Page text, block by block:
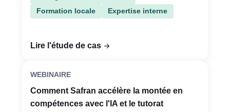
Formation locale
Expertise interne
Lire l'étude de cas
WEBINAIRE
Comment Safran accélère la montée en
compétences avec l'IA et le tutorat